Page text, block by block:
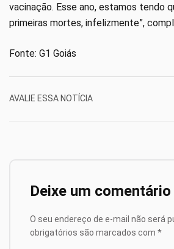
vacinação. Esse ano, estamos tendo
primeiras mortes, infelizmente”,
Fonte: G1 Goiás
AVALIE ESSA NOTÍCIA
Deixe um comentário
O seu endereço de e-mail não será
obrigatórios são marcados com *